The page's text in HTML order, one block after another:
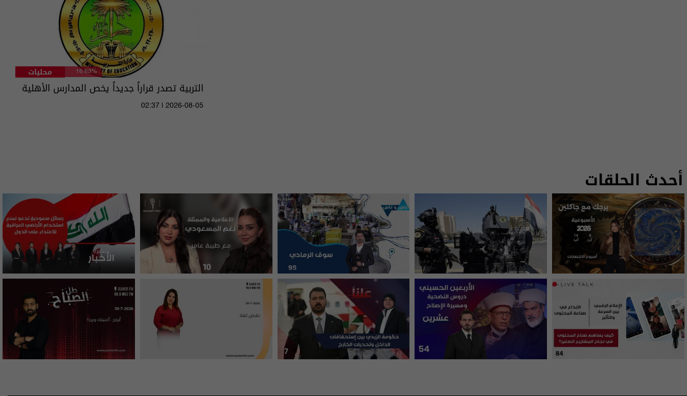
محليات 16.63%
التربية تصدر قراراً جديداً يخص المدارس الأهلية
02:37 | 2026-08-05
أحدث الحلقات